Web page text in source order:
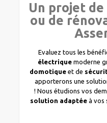
Un projet
ou de
Evaluez tous les
électrique moderne
domotique et de
apporterons une
! Nous étudions vos
solution adaptéeà vos